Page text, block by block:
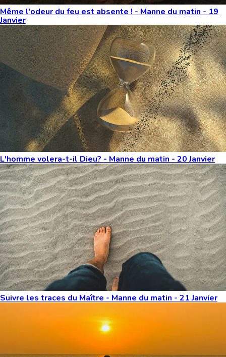
Même l'odeur du feu est absente ! - Manne du matin - 19
Janvier
L'homme volera-t-il Dieu? - Manne du matin - 20 Janvier
Suivre les traces du Maître - Manne du matin - 21 Janvier